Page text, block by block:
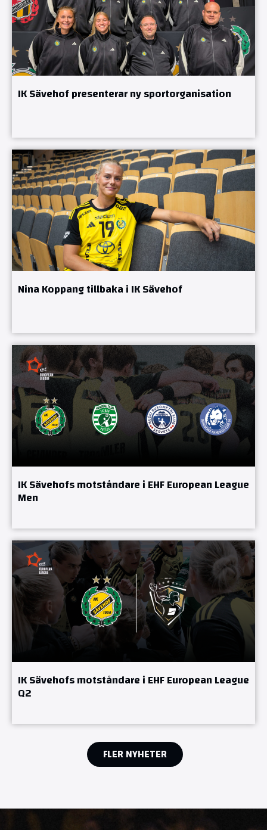
IK Sävehof presenterar ny sportorganisation
Nina Koppang tillbaka i IK Sävehof
IK Sävehofs motståndare i EHF European League
Men
IK Sävehofs motståndare i EHF European League
Q2
FLER NYHETER